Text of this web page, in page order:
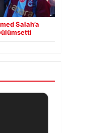
Salah’a